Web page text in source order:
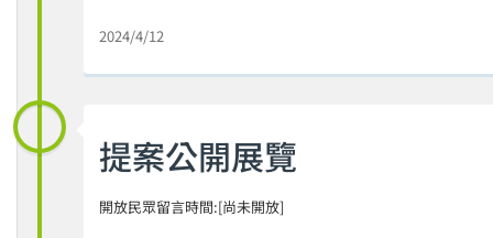
2024/4/12
提案公開展覽
開放民眾留言時間:[尚未開放]